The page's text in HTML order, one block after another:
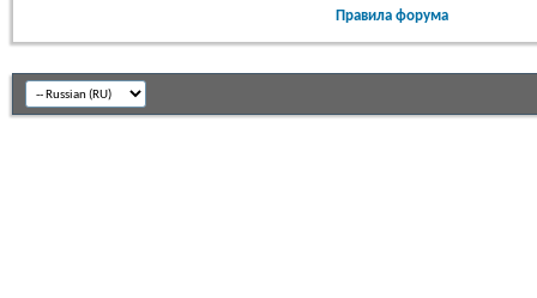
Правила форума